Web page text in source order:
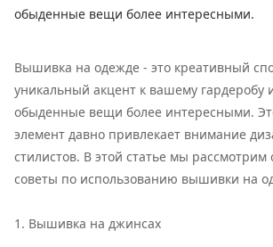
обыденные вещи более интересными.
Вышивка на одежде - это креативный
уникальный акцент к вашему гардеробу
обыденные вещи более интересными.
элемент давно привлекает внимание
стилистов. В этой статье мы
советы по использованию вышивки на
1. Вышивка на джинсах